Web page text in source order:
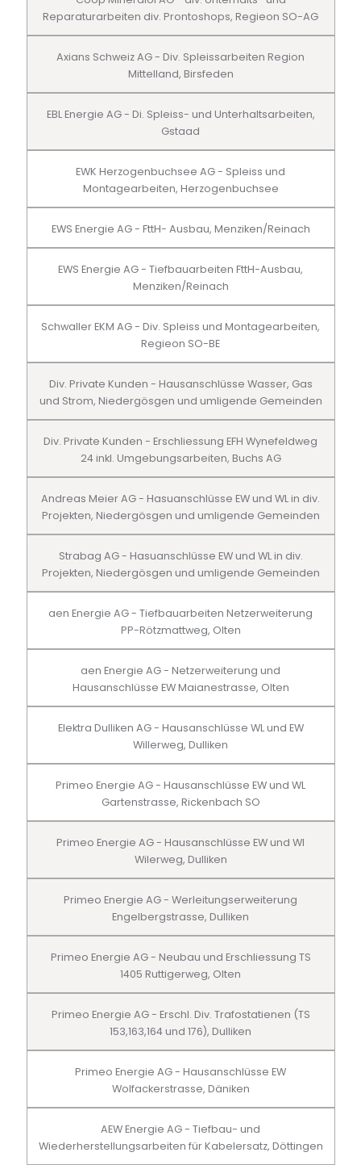
Reparaturarbeiten div. Prontoshops, Regieon SO-AG
Axians Schweiz AG - Div. Spleissarbeiten Region
Mittelland, Birsfeden
EBL Energie AG - Di. Spleiss- und Unterhaltsarbeiten,
Gstaad
EWK Herzogenbuchsee AG - Spleiss und
Montagearbeiten, Herzogenbuchsee
EWS Energie AG - FttH- Ausbau, Menziken/Reinach
EWS Energie AG - Tiefbauarbeiten FttH-Ausbau,
Menziken/Reinach
Schwaller EKM AG - Div. Spleiss und Montagearbeiten,
Regieon SO-BE
Div. Private Kunden - Hausanschlüsse Wasser, Gas
und Strom, Niedergösgen und umligende Gemeinden
Div. Private Kunden - Erschliessung EFH Wynefeldweg
24 inkl. Umgebungsarbeiten, Buchs AG
Andreas Meier AG - Hasuanschlüsse EW und WL in div.
Projekten, Niedergösgen und umligende Gemeinden
Strabag AG - Hasuanschlüsse EW und WL in div.
Projekten, Niedergösgen und umligende Gemeinden
aen Energie AG - Tiefbauarbeiten Netzerweiterung
PP-Rötzmattweg, Olten
aen Energie AG - Netzerweiterung und
Hausanschlüsse EW Maianestrasse, Olten
Elektra Dulliken AG - Hausanschlüsse WL und EW
Willerweg, Dulliken
Primeo Energie AG - Hausanschlüsse EW und WL
Gartenstrasse, Rickenbach SO
Primeo Energie AG - Hausanschlüsse EW und Wl
Wilerweg, Dulliken
Primeo Energie AG - Werleitungserweiterung
Engelbergstrasse, Dulliken
Primeo Energie AG - Neubau und Erschliessung TS
1405 Ruttigerweg, Olten
Primeo Energie AG - Erschl. Div. Trafostatienen (TS
153,163,164 und 176), Dulliken
Primeo Energie AG - Hausanschlüsse EW
Wolfackerstrasse, Däniken
AEW Energie AG - Tiefbau- und
Wiederherstellungsarbeiten für Kabelersatz, Döttingen